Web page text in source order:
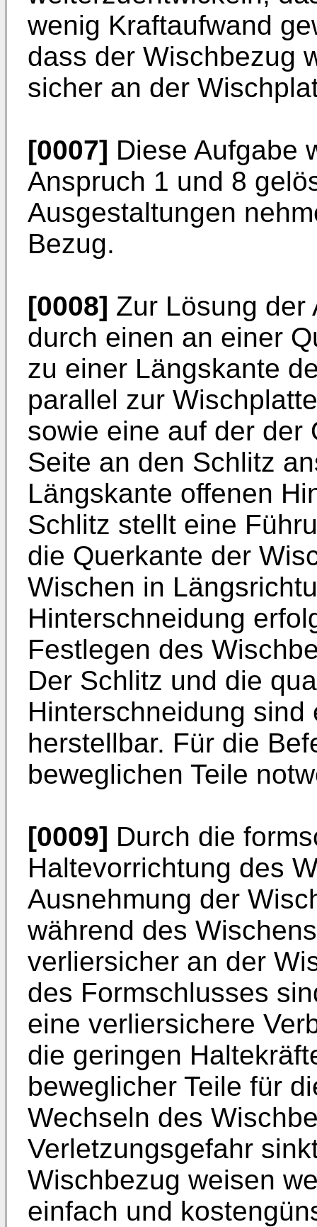
wenig Kraftaufwand
dass der Wischbezug
sicher an der
[0007] Diese Aufgabe
Anspruch 1 und 8
Ausgestaltungen
Bezug.
[0008] Zur Lösung der
durch einen an einer
zu einer Längskante
parallel zur
sowie eine auf der der
Seite an den Schlitz
Längskante offenen
Schlitz stellt eine
die Querkante der
Wischen in
Hinterschneidung
Festlegen des
Der Schlitz und die
Hinterschneidung
herstellbar. Für die
beweglichen Teile
[0009] Durch die
Haltevorrichtung des
Ausnehmung der
während des
verliersicher an der
des Formschlusses
eine verliersichere
die geringen
beweglicher Teile für
Wechseln des
Verletzungsgefahr
Wischbezug weisen
einfach und